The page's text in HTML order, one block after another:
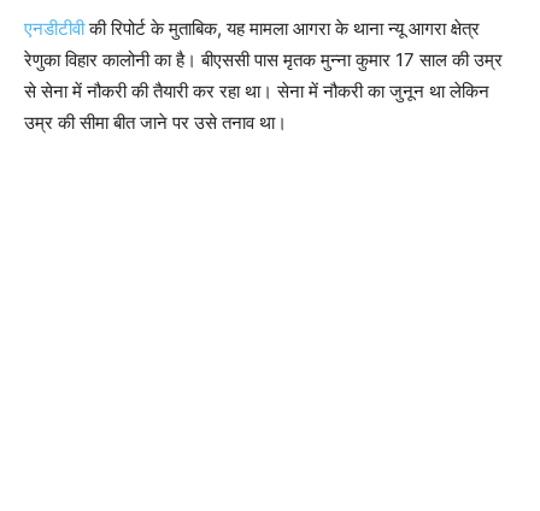
एनडीटीवीकी रिपोर्ट के मुताबिक, यह मामला आगरा के थाना न्यू आगरा क्षेत्र
रेणुका विहार कालोनी का है। बीएससी पास मृतक मुन्ना कुमार 17 साल की उम्र
से सेना में नौकरी की तैयारी कर रहा था। सेना में नौकरी का जुनून था लेकिन
उम्र की सीमा बीत जाने पर उसे तनाव था।